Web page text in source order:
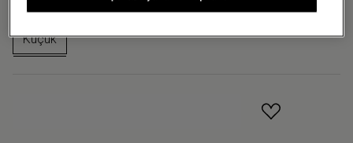
Beden:H 54 x W 35 x D 23 cm | 44 L
Küçük